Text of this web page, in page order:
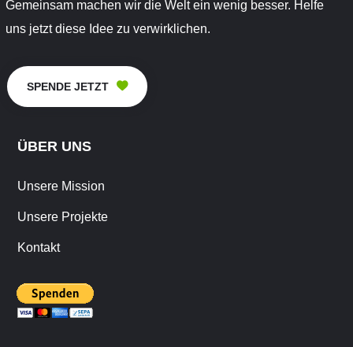
Gemeinsam machen wir die Welt ein wenig besser. Helfe
uns jetzt diese Idee zu verwirklichen.
SPENDE JETZT
ÜBER UNS
Unsere Mission
Unsere Projekte
Kontakt